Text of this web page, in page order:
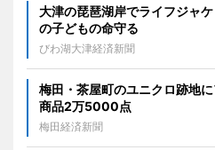
大津の琵琶湖岸でライフジャ
の子どもの命守る
びわ湖大津経済新聞
梅田・茶屋町のユニクロ跡地
商品2万5000点
梅田経済新聞